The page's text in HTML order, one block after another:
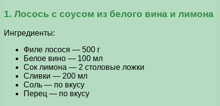
1. Лосось с соусом из белого вина и лимона
Ингредиенты:
Филе лосося — 500 г
Белое вино — 100 мл
Сок лимона — 2 столовые ложки
Сливки — 200 мл
Соль — по вкусу
Перец — по вкусу